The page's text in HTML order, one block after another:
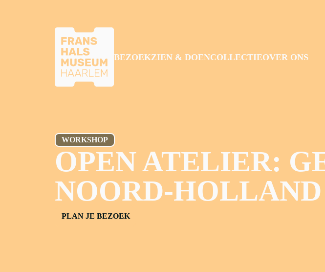
GA NAAR HOOFDINHOUD
BEZOEKZIEN & DOENCOLLECTIEOVER ONS
WORKSHOP
OPEN ATELIER:
NOORD-HOLLAND
PLAN JE BEZOEK